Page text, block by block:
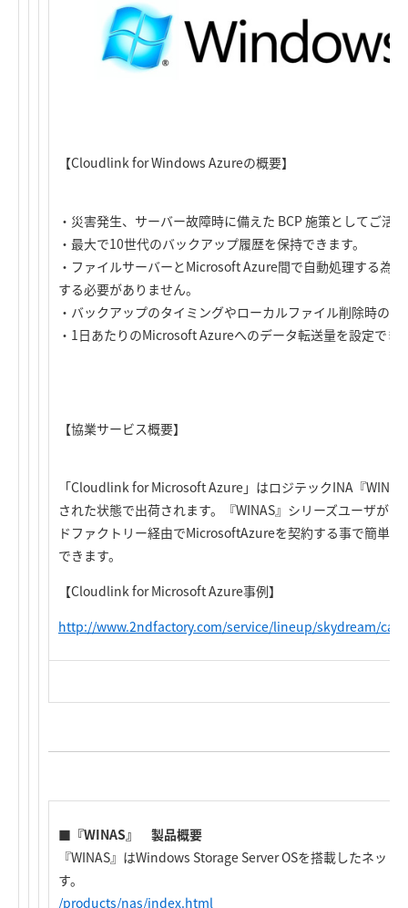
【Cloudlink for Windows Azureの概要】
・災害発生、サーバー故障時に備えた BCP 施策としてご活
・最大で10世代のバックアップ履歴を保持できます。
・ファイルサーバーとMicrosoft Azure間で自動処理する為
する必要がありません。
・バックアップのタイミングやローカルファイル削除時の
・1日あたりのMicrosoft Azureへのデータ転送量を設定でき
【協業サービス概要】
「Cloudlink for Microsoft Azure」はロジテックINA『
された状態で出荷されます。『WINAS』シリーズユーザが
ドファクトリー経由でMicrosoftAzureを契約する事で簡単
できます。
【Cloudlink for Microsoft Azure事例】
http://www.2ndfactory.com/service/lineup/skydream/
■『WINAS』 製品概要
『WINAS』はWindows Storage Server OSを搭載したネッ
す。
/products/nas/index.html